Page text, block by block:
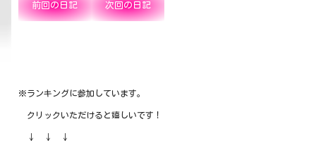
前回の日記 次回の日記
※ランキングに参加しています。
クリックいただけると嬉しいです！
↓ ↓ ↓